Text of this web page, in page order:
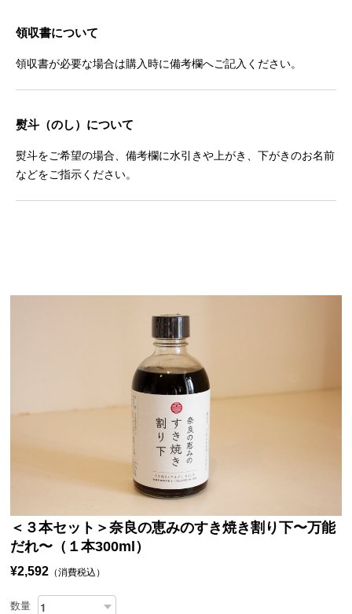
領収書について
領収書が必要な場合は購入時に備考欄へご記入ください。
熨斗（のし）について
熨斗をご希望の場合、備考欄に水引きや上がき、下がきのお名前
などをご指示ください。
＜３本セット＞奈良の恵みのすき焼き割り下〜万能
だれ〜（１本300ml）
¥2,592 （消費税込）
数量